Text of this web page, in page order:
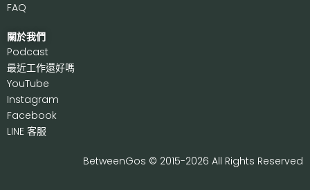
FAQ
關於我們
Podcast
最近工作還好嗎
YouTube
Instagram
Facebook
LINE 客服
BetweenGos © 2015-2026 All Rights Reserved